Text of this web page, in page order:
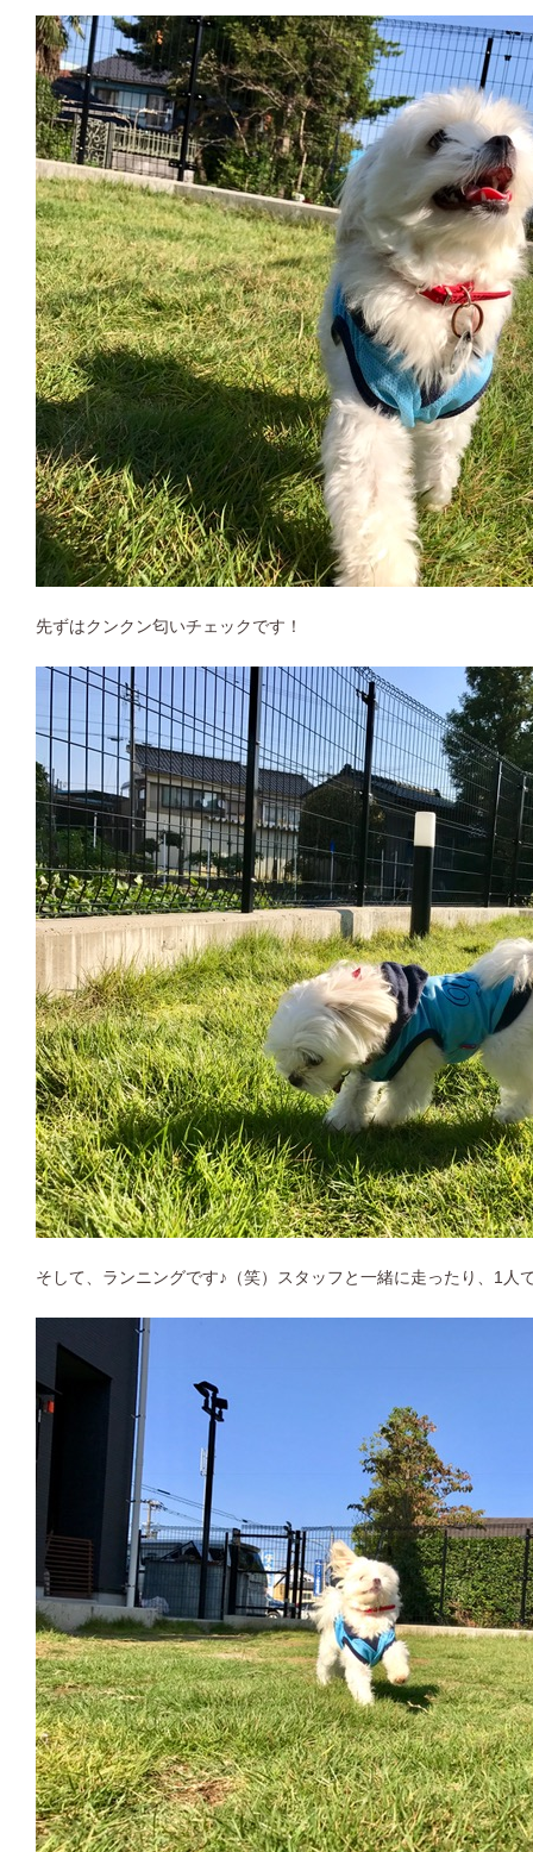
先ずはクンクン匂いチェックです！
そして、ランニングです♪（笑）スタッフと一緒に走ったり、1人